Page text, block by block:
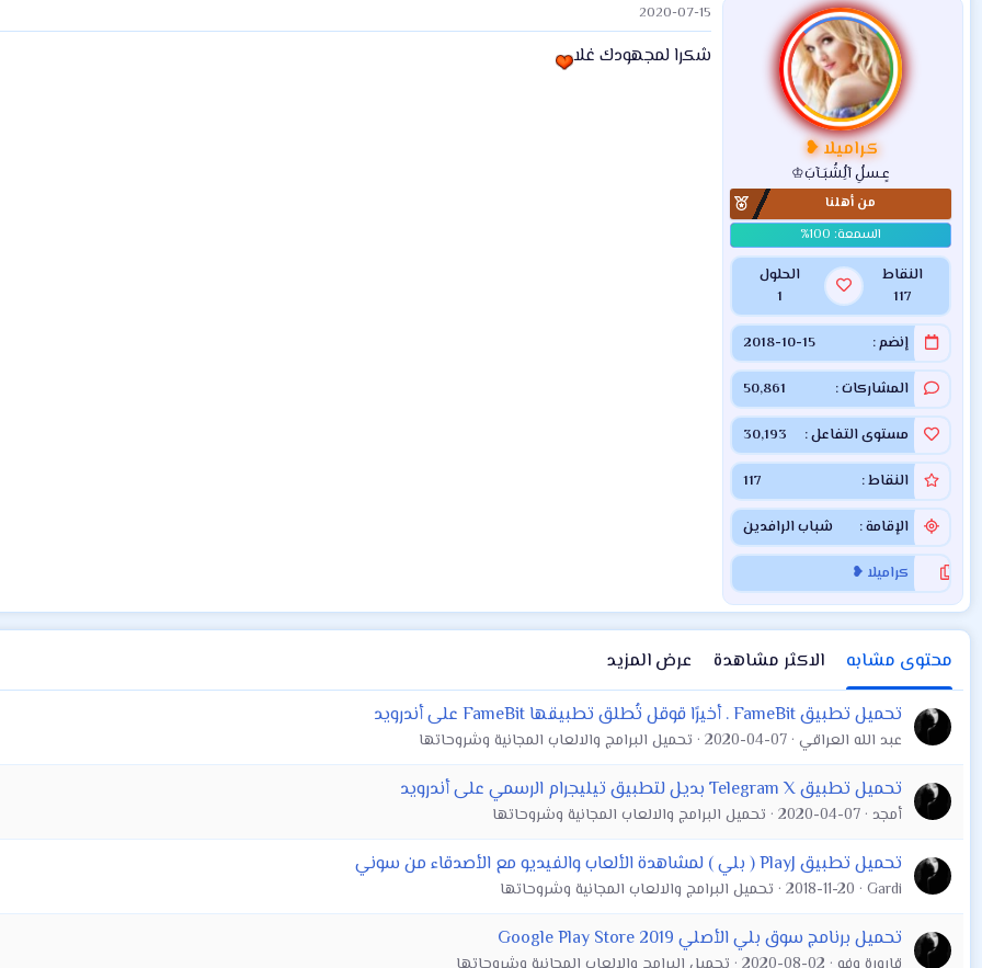
كراميلا ❥
عٍـسلُِ آلُِشُبَـآبَ♔
من أهلنا
النقاط
117
الحلول
1
إنضم 2018-10-15
المشاركات 50,861
مستوى التفاعل 30,193
النقاط 117
الإقامة شباب الرافدين
كراميلا ❥
2020-07-15
شكرا لمجهودك غلا
محتوى مشابه الاكثر مشاهدة
عرض المزيد
تحميل تطبيق FameBit . أخيرًا قوقل تُطلق تطبيقها FameBit على أندرويد
عبد الله العراقي 2020-04-07 تحميل البرامج والالعاب المجانية وشروحاتها
تحميل تطبيق Telegram X بديل لتطبيق تيليجرام الرسمي على أندرويد
أمجد 2020-04-07 تحميل البرامج والالعاب المجانية وشروحاتها
تحميل تطبيق PlayJ ( بلي ) لمشاهدة الألعاب والفيديو مع الأصدقاء من سوني
Gardi
2018-11-20 تحميل البرامج والالعاب المجانية وشروحاتها
تحميل برنامج سوق بلي الأصلي 2019 Google Play Store